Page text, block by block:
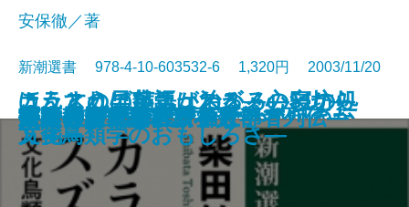
日本人はなぜ日本を愛せないのか
発酵は錬金術である
「里」という思想
あの航空機事故はこうして起きた
江戸の閨房術
仏教に学ぶ老い方・死に方
ギャンブル依存とたたかう
水の健康学
痛みと身体の心理学
こうすれば病気は治る―心とから
だの免疫学―
安保徹／著
新潮選書 978-4-10-603532-6 1,320円 2003/11/20
カラスの早起き、スズメの寝坊―
文化鳥類学のおもしろさ―
天才の栄光と挫折―数学者列伝―
日本・日本語・日本人
ほんとうの英語がわかる―51の処
方箋―
歴史を考えるヒント
全身落語家読本
スコッチ三昧
英語教師 夏目漱石
漱石とその時代 第五部
書に通ず